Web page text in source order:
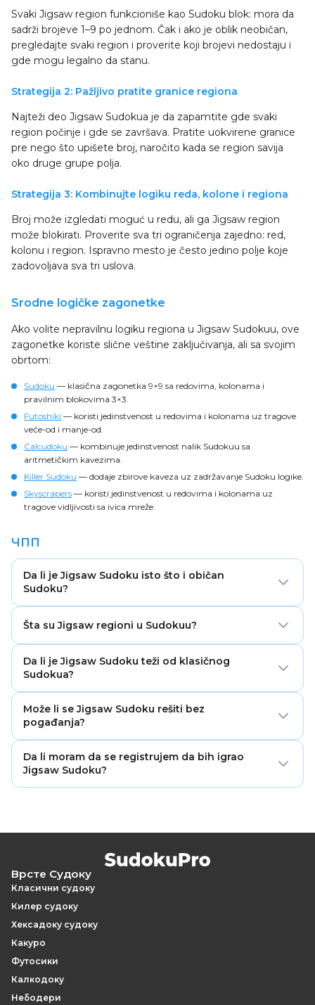
Svaki Jigsaw region funkcioniše kao Sudoku blok: mora da
sadrži brojeve 1–9 po jednom. Čak i ako je oblik neobičan,
pregledajte svaki region i proverite koji brojevi nedostaju i
gde mogu legalno da stanu.
Strategija 2: Pažljivo pratite granice regiona
Najteži deo Jigsaw Sudokua je da zapamtite gde svaki
region počinje i gde se završava. Pratite uokvirene granice
pre nego što upišete broj, naročito kada se region savija
oko druge grupe polja.
Strategija 3: Kombinujte logiku reda, kolone i regiona
Broj može izgledati moguć u redu, ali ga Jigsaw region
može blokirati. Proverite sva tri ograničenja zajedno: red,
kolonu i region. Ispravno mesto je često jedino polje koje
zadovoljava sva tri uslova.
Srodne logičke zagonetke
Ako volite nepravilnu logiku regiona u Jigsaw Sudokuu, ove
zagonetke koriste slične veštine zaključivanja, ali sa svojim
obrtom:
Sudoku — klasična zagonetka 9×9 sa redovima, kolonama i
pravilnim blokovima 3×3.
Futoshiki — koristi jedinstvenost u redovima i kolonama uz tragove
veće-od i manje-od.
Calcudoku — kombinuje jedinstvenost nalik Sudokuu sa
aritmetičkim kavezima.
Killer Sudoku — dodaje zbirove kaveza uz zadržavanje Sudoku logike.
Skyscrapers — koristi jedinstvenost u redovima i kolonama uz
tragove vidljivosti sa ivica mreže.
ЧПП
Da li je Jigsaw Sudoku isto što i običan
Sudoku?
kao običan Sudoku, ali su blokovi 3×3 zamenjeni
nepravilnim regionima nalik slagalici.
Šta su Jigsaw regioni u Sudokuu?
Svaki region mora da sadrži brojeve 1–9 tačno jednom,
iako oblik nije pravilan kvadrat.
Da li je Jigsaw Sudoku teži od klasičnog
Sudokua?
nepravilni. Kada naučite da pratite granice, logika je
slična klasičnom Sudokuu.
Može li se Jigsaw Sudoku rešiti bez
pogađanja?
jedno logičko rešenje do kojeg se dolazi
zaključivanjem.
Da li moram da se registrujem da bih igrao
Jigsaw Sudoku?
Врсте Судоку
Класични судоку
Килер судоку
Хексадоку судоку
Какуро
Футосики
Калкодоку
Небодери